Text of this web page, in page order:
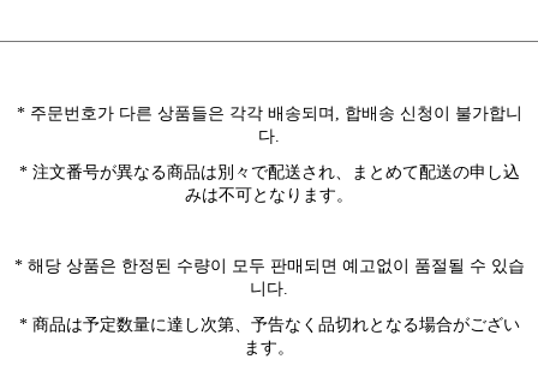
* 주문번호가 다른 상품들은 각각 배송되며 , 합배송 신청이 불가합니
다.
* 注文番号が異なる商品は別々で配送され、まとめて配送の申し込
みは不可となります。
* 해당 상품은 한정된 수량이 모두 판매되면 예고없이 품절될 수 있습
니다.
* 商品は予定数量に達し次第、予告なく品切れとなる場合がござい
ます。